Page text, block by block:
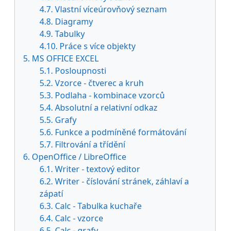
4.7. Vlastní víceúrovňový seznam
4.8. Diagramy
4.9. Tabulky
4.10. Práce s více objekty
5. MS OFFICE EXCEL
5.1. Posloupnosti
5.2. Vzorce - čtverec a kruh
5.3. Podlaha - kombinace vzorců
5.4. Absolutní a relativní odkaz
5.5. Grafy
5.6. Funkce a podmíněné formátování
5.7. Filtrování a třídění
6. OpenOffice / LibreOffice
6.1. Writer - textový editor
6.2. Writer - číslování stránek, záhlaví a
zápatí
6.3. Calc - Tabulka kuchaře
6.4. Calc - vzorce